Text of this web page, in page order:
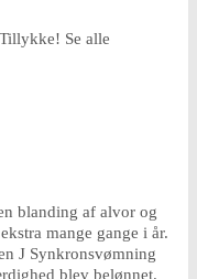
Se alle
blanding af alvor og
mange gange i år.
J Synkronsvømning
blev belønnet.